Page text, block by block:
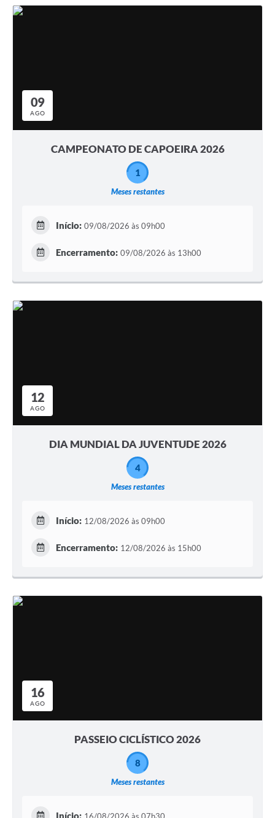
09
AGO
CAMPEONATO DE CAPOEIRA 2026
Meses restantes
1
Início: 09/08/2026 às 09h00
Encerramento: 09/08/2026 às 13h00
12
AGO
DIA MUNDIAL DA JUVENTUDE 2026
Meses restantes
4
Início: 12/08/2026 às 09h00
Encerramento: 12/08/2026 às 15h00
16
AGO
PASSEIO CICLÍSTICO 2026
Meses restantes
8
Início: